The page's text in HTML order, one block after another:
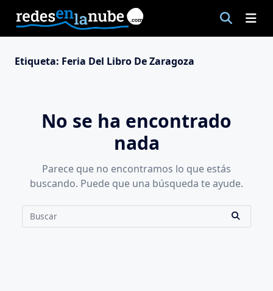
contenido
Etiqueta: Feria Del Libro De Zaragoza
No se ha encontrado
nada
Parece que no encontramos lo que estás
buscando. Puede que una búsqueda te ayude.
Buscar: